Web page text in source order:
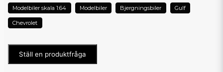
Modelbiler skala 1:64 Modelbiler Bjergningsbiler Gulf
Chevrolet
Ställ en produktfråga